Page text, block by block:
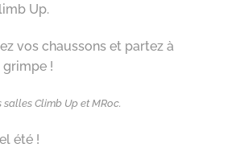
Up.
vos chaussons et partez à
grimpe !
Climb Up et MRoc.
été !